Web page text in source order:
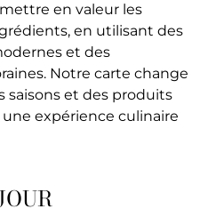
en valeur les
en utilisant des
et des
Notre carte change
saisons et des produits
expérience culinaire